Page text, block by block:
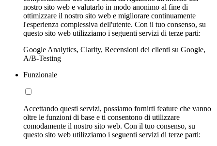
nostro sito web e valutarlo in modo anonimo al fine di
ottimizzare il nostro sito web e migliorare continuamente
l'esperienza complessiva dell'utente. Con il tuo consenso, su
questo sito web utilizziamo i seguenti servizi di terze parti:
Google Analytics, Clarity, Recensioni dei clienti su Google,
A/B-Testing
Funzionale
Accettando questi servizi, possiamo fornirti feature che vanno
oltre le funzioni di base e ti consentono di utilizzare
comodamente il nostro sito web. Con il tuo consenso, su
questo sito web utilizziamo i seguenti servizi di terze parti: